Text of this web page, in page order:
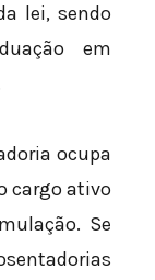
lei, sendo
em
ocupa
cargo ativo
Se